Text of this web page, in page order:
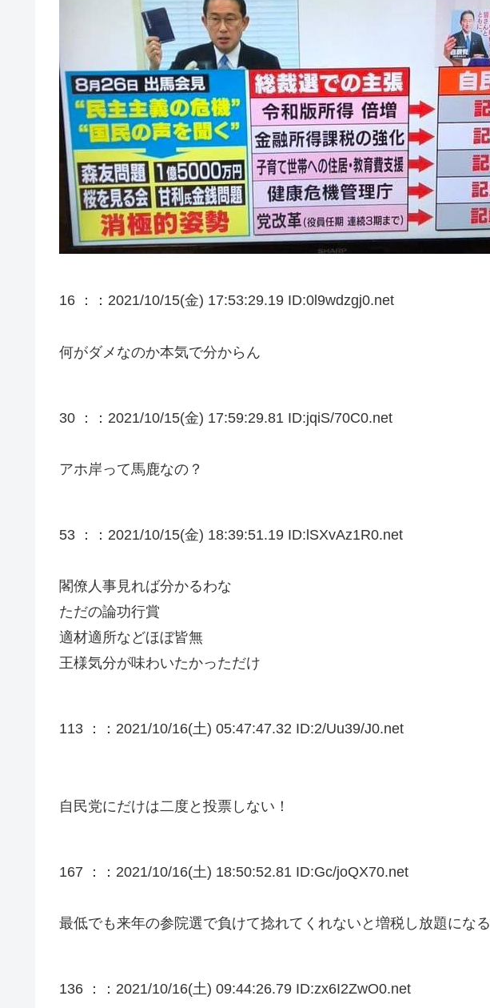
16 ： ：2021/10/15(金) 17:53:29.19 ID:0l9wdzgj0.net
何がダメなのか本気で分からん
30 ： ：2021/10/15(金) 17:59:29.81 ID:jqiS/70C0.net
アホ岸って馬鹿なの？
53 ： ：2021/10/15(金) 18:39:51.19 ID:lSXvAz1R0.net
閣僚人事見れば分かるわな
ただの論功行賞
適材適所などほぼ皆無
王様気分が味わいたかっただけ
113 ： ：2021/10/16(土) 05:47:47.32 ID:2/Uu39/J0.net
自民党にだけは二度と投票しない！
167 ： ：2021/10/16(土) 18:50:52.81 ID:Gc/joQX70.net
最低でも来年の参院選で負けて捻れてくれないと増税し放題になる
136 ： ：2021/10/16(土) 09:44:26.79 ID:zx6I2ZwO0.net